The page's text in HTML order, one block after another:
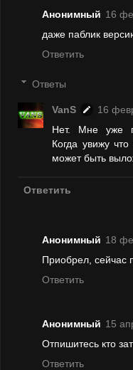
Анонимный 16
даже паблик
Ответить
Ответы
VanS
16
Нет. Мне уже
Когда увижу
может быть
Ответить
Анонимный 18
Приобрел, сейчас
Ответить
Анонимный 15
Отпишитесь кто
Ответить